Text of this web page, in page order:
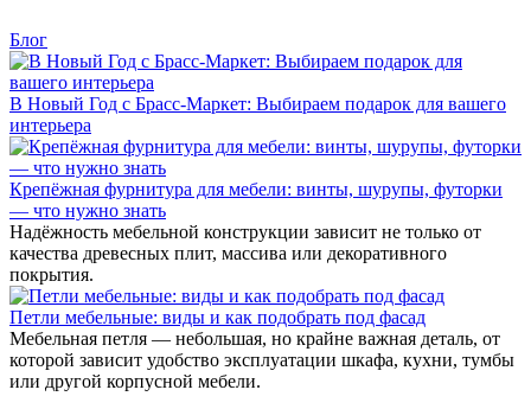
Блог
В Новый Год с Брасс-Маркет: Выбираем подарок для вашего
интерьера
Крепёжная фурнитура для мебели: винты, шурупы, футорки
— что нужно знать
Надёжность мебельной конструкции зависит не только от
качества древесных плит, массива или декоративного
покрытия.
Петли мебельные: виды и как подобрать под фасад
Мебельная петля — небольшая, но крайне важная деталь, от
которой зависит удобство эксплуатации шкафа, кухни, тумбы
или другой корпусной мебели.